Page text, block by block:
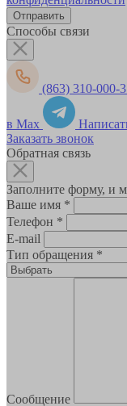
Способы связи
(863) 310-000-3
в Max
Заказать звонок
Обратная связь
Заполните форму, и
Ваше имя *
Телефон *
E-mail
Тип обращения *
Сообщение